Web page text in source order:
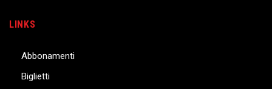
LINKS
Abbonamenti
Biglietti